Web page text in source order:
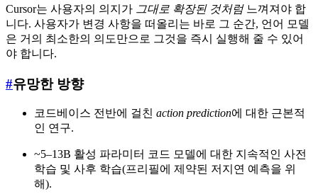
Cursor는 사용자의 의지가 그대로 확장된 것처럼느껴져야 합
니다. 사용자가 변경 사항을 떠올리는 바로 그 순간, 언어 모델
은 거의 최소한의 의도만으로 그것을 즉시 실행해 줄 수 있어
야 합니다.
#유망한 방향
코드베이스 전반에 걸친 action prediction에 대한 근본적
인 연구.
~5–13B 활성 파라미터 코드 모델에 대한 지속적인 사전
학습 및 사후 학습(프리필에 제약된 저지연 예측을 위
해).